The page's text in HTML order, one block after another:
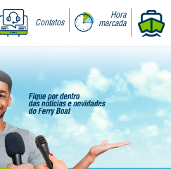
Contatos
Hora
marcada